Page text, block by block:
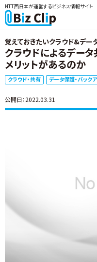
NTT西日本が運営するビジネス情報サイト
覚えておきたいクラウド&デー
クラウドによるデー
メリットがあるのか
クラウド・共有 データ保護・バック
公開日：2022.03.31